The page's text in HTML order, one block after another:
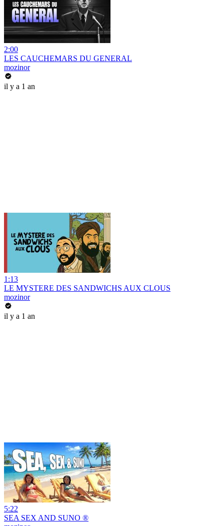
2:00
LES CAUCHEMARS DU GENERAL
mozinor
il y a 1 an
1:13
LE MYSTERE DES SANDWICHS AUX CLOUS
mozinor
il y a 1 an
5:22
SEA SEX AND SUNO ®